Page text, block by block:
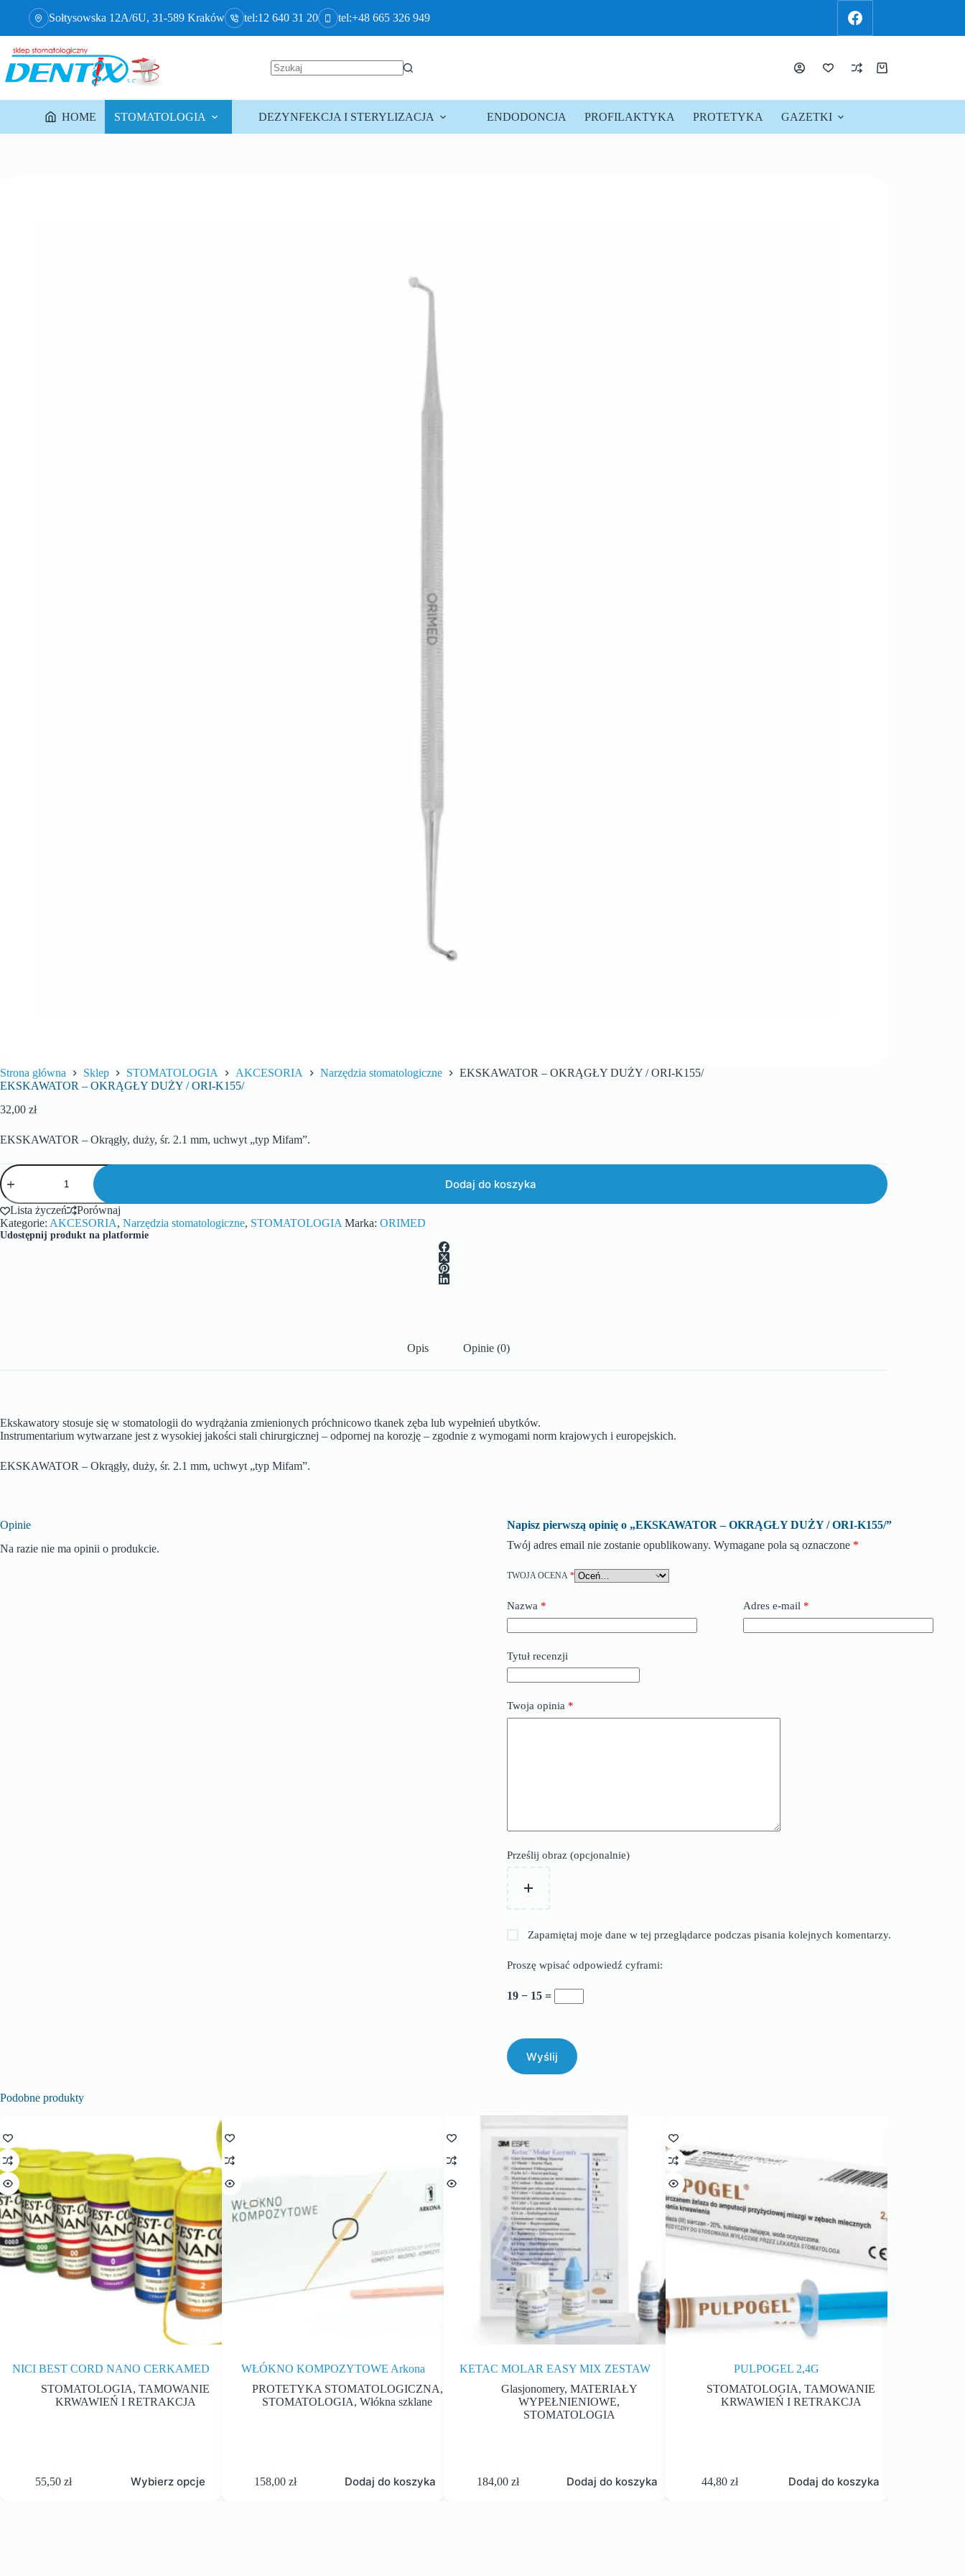
Sołtysowska 12A/6U, 31-589 Kraków tel:12 640 31 20 tel:+48 665 326 949
HOME STOMATOLOGIA DEZYNFEKCJA I STERYLIZACJA ENDODONCJA PROFILAKTYKA PROTETYKA GAZETKI
Strona główna Sklep STOMATOLOGIA AKCESORIA Narzędzia stomatologiczne
EKSKAWATOR – OKRĄGŁY DUŻY / ORI-K155/
EKSKAWATOR – OKRĄGŁY DUŻY / ORI-K155/
32,00 zł
EKSKAWATOR – Okrągły, duży, śr. 2.1 mm, uchwyt „typ Mifam”.
Dodaj do koszyka
Lista życzeń
Porównaj
Kategorie: AKCESORIA, Narzędzia stomatologiczne, STOMATOLOGIA Marka: ORIMED
Udostępnij produkt na platformie
Opis Opinie (0)
Ekskawatory stosuje się w stomatologii do wydrążania zmienionych próchnicowo tkanek zęba lub wypełnień ubytków.
Instrumentarium wytwarzane jest z wysokiej jakości stali chirurgicznej – odpornej na korozję – zgodnie z wymogami norm krajowych i europejskich.
EKSKAWATOR – Okrągły, duży, śr. 2.1 mm, uchwyt „typ Mifam”.
Opinie
Na razie nie ma opinii o produkcie.
Napisz pierwszą opinię o „EKSKAWATOR – OKRĄGŁY DUŻY / ORI-K155/”
Twój adres email nie zostanie opublikowany. Wymagane pola są oznaczone *
TWOJA OCENA *
Nazwa * Adres e-mail *
Tytuł recenzji
Twoja opinia *
Prześlij obraz (opcjonalnie)
Zapamiętaj moje dane w tej przeglądarce podczas pisania kolejnych komentarzy.
Proszę wpisać odpowiedź cyframi:
19 − 15 =
Wyślij
Podobne produkty
NICI BEST CORD NANO CERKAMED
STOMATOLOGIA,TAMOWANIE
KRWAWIEŃ I RETRAKCJA
55,50zł Wybierz opcje
WŁÓKNO KOMPOZYTOWE Arkona
PROTETYKA STOMATOLOGICZNA,
STOMATOLOGIA,Włókna szklane
158,00zł Dodaj do koszyka
KETAC MOLAR EASY MIX ZESTAW
Glasjonomery, MATERIAŁY
WYPEŁNIENIOWE,
STOMATOLOGIA
184,00 zł Dodaj do koszyka
PULPOGEL 2,4G
STOMATOLOGIA,TAMOWANIE
KRWAWIEŃ I RETRAKCJA
44,80 zł Dodaj do koszyka